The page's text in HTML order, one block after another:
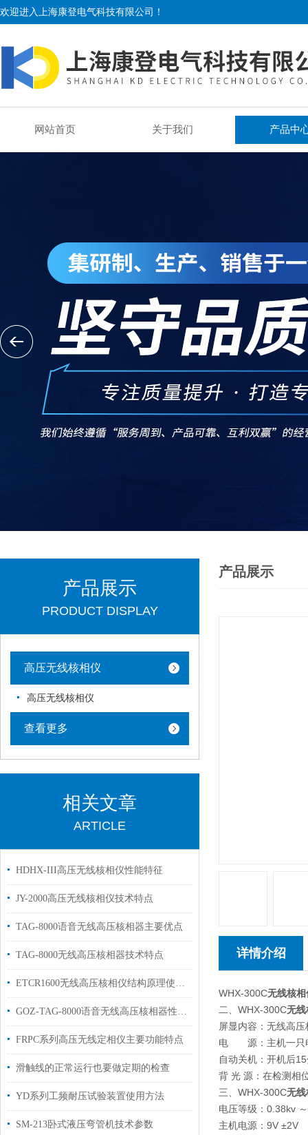
欢迎进入上海康登电气科技有限公司！
网站首页 关于我们 产品中
产品展示
PRODUCT DISPLAY
高压无线核相仪
高压无线核相仪
查看更多
相关文章
ARTICLE
HDHX-III高压无线核相仪性能特征
JY-2000高压无线核相仪技术特点
TAG-8000语音无线高压核相器主要优点
TAG-8000无线高压核相器技术特点
ETCR1600无线高压核相仪结构原理使用方法
GOZ-TAG-8000语音无线高压核相器性能技术参数
FRPC系列高压无线定相仪主要功能特点
滑触线的正常运行也要做定期的检查
YD系列工频耐压试验装置使用方法
SM-213卧式液压弯管机技术参数
产品展示
详情介绍
WHX-300C无线核相
二、WHX-300C无线
屏显内容：无线高
电 源：主机一只电
自动关机：开机后
背 光 源：在检测相
三、WHX-300C无线
电压等级：0.38kv
主机电源：9V ±2V